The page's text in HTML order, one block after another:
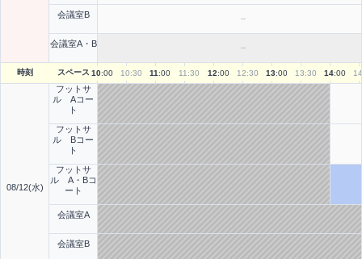
会議室B
会議室A・B
時刻 スペース 10:00 10:30 11 :00 11 :30 12:00 12:30 13:00 13:30 14:00 14
08/12(水)
フットサ
ル Aコー
ト
フットサ
ル Bコー
ト
フットサ
ル A・Bコ
ート
会議室A
会議室B